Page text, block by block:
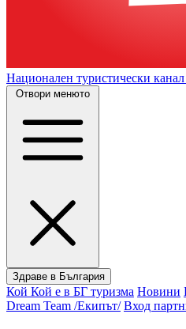
Национален туристически
Отвори менюто
Здраве в България
Кой Кой е в БГ туризма Новини
Dream Team /Екипът/ Вход